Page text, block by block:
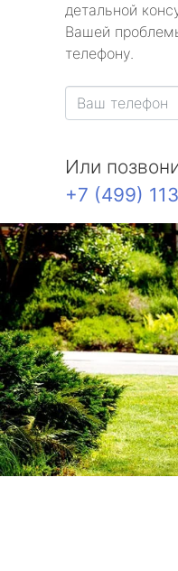
детальной
Вашей
телефону.
Или
+7 (499)